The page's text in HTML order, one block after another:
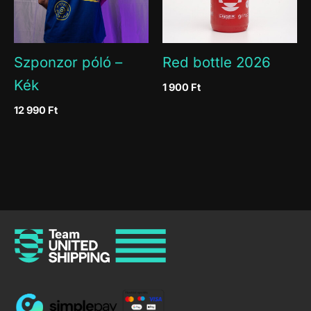
Szponzor póló –
Kék
12 990 Ft
Red bottle 2026
1 900 Ft